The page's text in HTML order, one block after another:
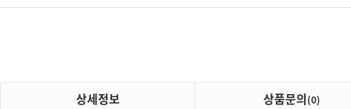
상세정보 상품문의(0)